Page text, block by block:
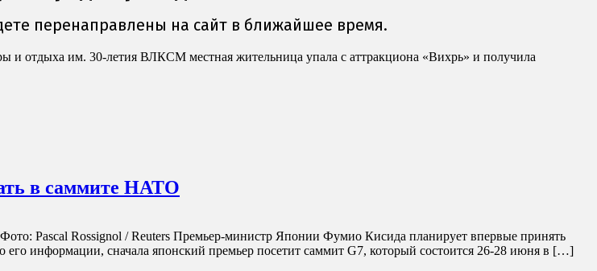
и отдыха им. 30-летия ВЛКСМ местная жительница упала с аттракциона «Вихрь» и получила
в саммите НАТО
Pascal Rossignol / Reuters Премьер-министр Японии Фумио Кисида планирует впервые принять
информации, сначала японский премьер посетит саммит G7, который состоится 26-28 июня в […]